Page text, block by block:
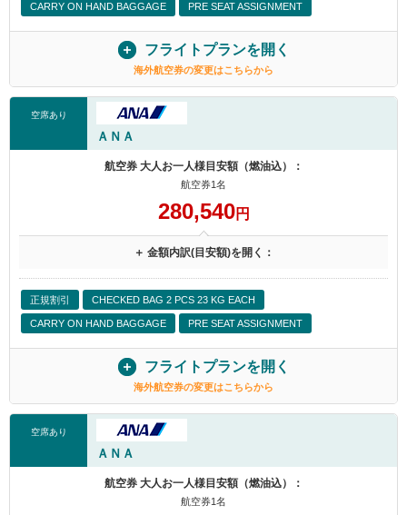
CARRY ON HAND BAGGAGE PRE SEAT ASSIGNMENT
フライトプランを開く
海外航空券の変更はこちらから
空席あり
ＡＮＡ
航空券 大人お一人様目安額（燃油込）：
航空券1名
280,540円
＋ 金額内訳(目安額)を開く：
正規割引 CHECKED BAG 2 PCS 23 KG EACH
CARRY ON HAND BAGGAGE PRE SEAT ASSIGNMENT
フライトプランを開く
海外航空券の変更はこちらから
空席あり
ＡＮＡ
航空券 大人お一人様目安額（燃油込）：
航空券1名